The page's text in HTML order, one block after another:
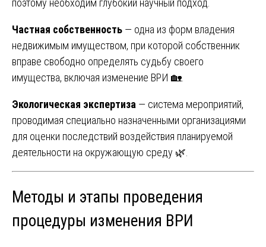
Частная собственность — одна из форм владения
недвижимым имуществом, при которой собственник
вправе свободно определять судьбу своего
имущества, включая изменение ВРИ 🏡.
Экологическая экспертиза — система мероприятий,
проводимая специально назначенными организациями
для оценки последствий воздействия планируемой
деятельности на окружающую среду 🌿.
Методы и этапы проведения
процедуры изменения ВРИ